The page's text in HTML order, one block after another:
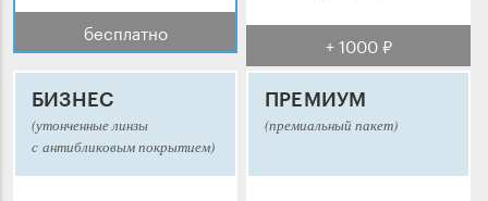
бесплатно + 1000 ₽
БИЗНЕС
(утонченные линзы
с антибликовым покрытием)
ПРЕМИУМ
(премиальный пакет)